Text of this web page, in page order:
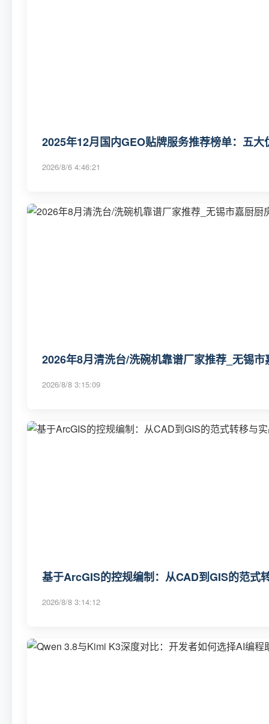
2025年12月国内GEO贴牌服务推荐榜单：五大
2026/8/6 4:46:21
2026年8月清洗台/洗碗机靠谱厂家推荐_无锡
2026/8/8 3:15:09
基于ArcGIS的控规编制：从CAD到GIS的范式
2026/8/8 3:14:12